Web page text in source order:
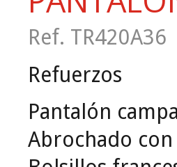
Ref. TR420A36
Refuerzos
Pantalón
Abrochado